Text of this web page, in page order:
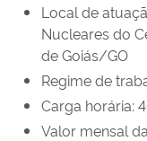
Local de
Nucleares do
de Goiás/GO
Regime de
Carga horária:
Valor mensal